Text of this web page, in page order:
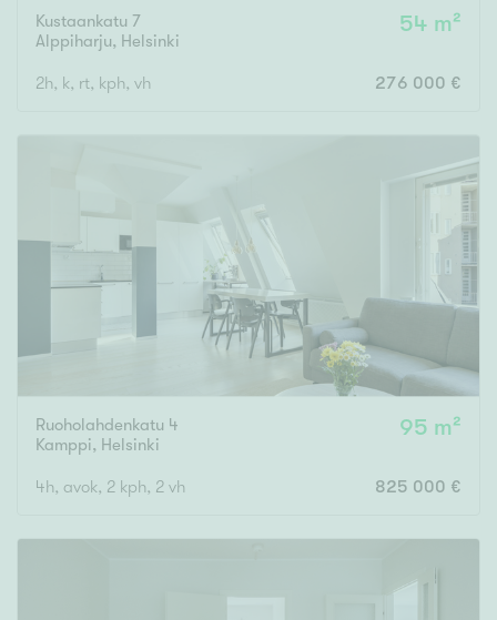
Kustaankatu 7
Alppiharju, Helsinki
54 m²
2h, k, rt, kph, vh 276 000 €
Ruoholahdenkatu 4
Kamppi, Helsinki
95 m²
4h, avok, 2 kph, 2 vh 825 000 €